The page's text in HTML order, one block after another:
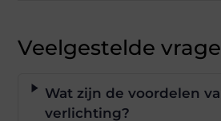
Veelgestelde
Wat zijn de voordelen
verlichting?